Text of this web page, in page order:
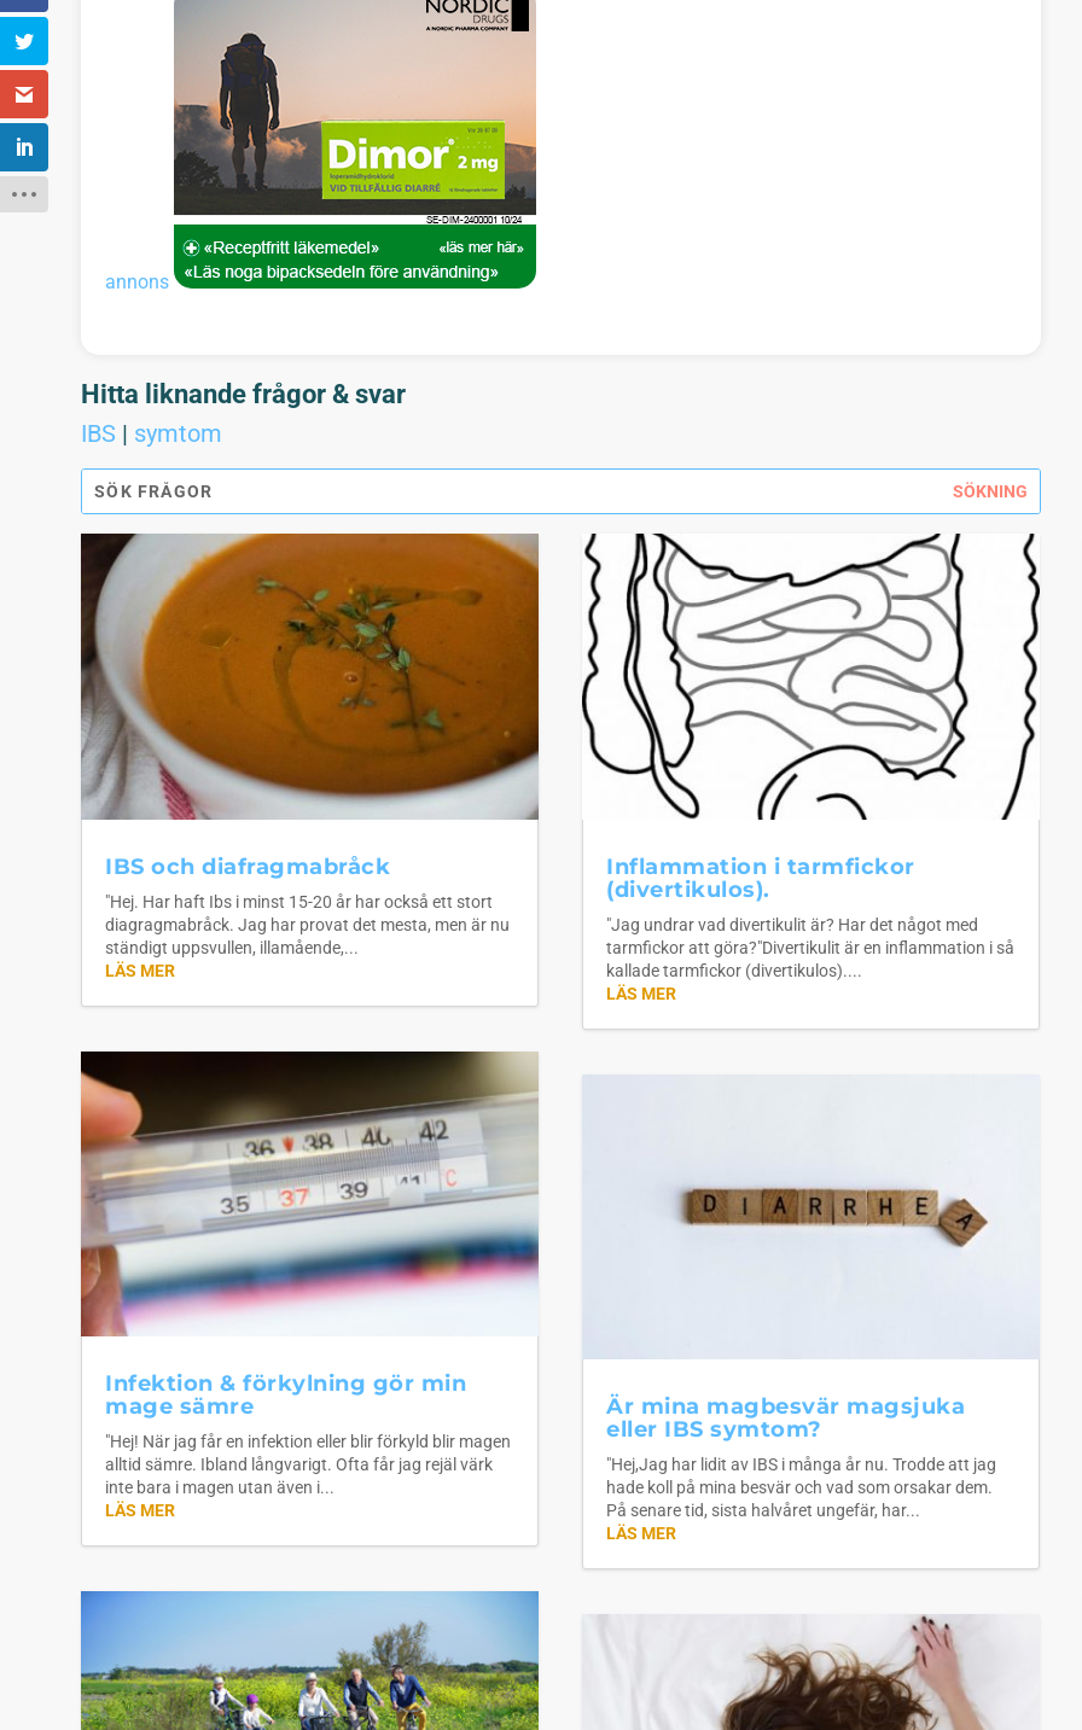
annons
Hitta liknande frågor & svar
IBS | symtom
IBS och diafragmabråck
"Hej. Har haft Ibs i minst 15-20 år har också ett stort
diagragmabråck. Jag har provat det mesta, men är nu
ständigt uppsvullen, illamående,...
LÄS MER
Infektion & förkylning gör min
mage sämre
"Hej! När jag får en infektion eller blir förkyld blir magen
alltid sämre. Ibland långvarigt. Ofta får jag rejäl värk
inte bara i magen utan även i...
LÄS MER
Inflammation i tarmfickor
(divertikulos).
"Jag undrar vad divertikulit är? Har det något med
tarmfickor att göra?"Divertikulit är en inflammation i så
kallade tarmfickor (divertikulos)....
LÄS MER
Är mina magbesvär magsjuka
eller IBS symtom?
"Hej,Jag har lidit av IBS i många år nu. Trodde att jag
hade koll på mina besvär och vad som orsakar dem.
På senare tid, sista halvåret ungefär, har...
LÄS MER